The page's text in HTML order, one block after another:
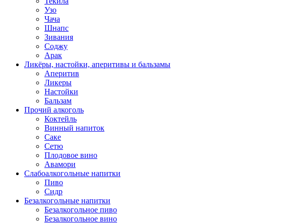
Узо
Чача
Шнапс
Зивания
Соджу
Арак
Ликёры, настойки, аперитивы и бальзамы
Аперитив
Ликеры
Настойки
Бальзам
Прочий алкоголь
Коктейль
Винный напиток
Саке
Сетю
Плодовое вино
Авамори
Слабоалкогольные напитки
Пиво
Сидр
Безалкогольные напитки
Безалкогольное пиво
Безалкогольное вино